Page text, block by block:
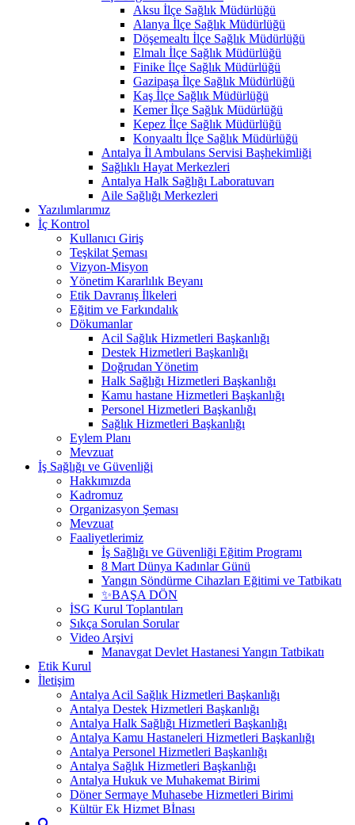
Aksu İlçe Sağlık Müdürlüğü
Alanya İlçe Sağlık Müdürlüğü
Döşemealtı İlçe Sağlık Müdürlüğü
Elmalı İlçe Sağlık Müdürlüğü
Finike İlçe Sağlık Müdürlüğü
Gazipaşa İlçe Sağlık Müdürlüğü
Kaş İlçe Sağlık Müdürlüğü
Kemer İlçe Sağlık Müdürlüğü
Kepez İlçe Sağlık Müdürlüğü
Konyaaltı İlçe Sağlık Müdürlüğü
Antalya İl Ambulans Servisi Başhekimliği
Sağlıklı Hayat Merkezleri
Antalya Halk Sağlığı Laboratuvarı
Aile Sağlığı Merkezleri
Yazılımlarımız
İç Kontrol
Kullanıcı Giriş
Teşkilat Şeması
Vizyon-Misyon
Yönetim Kararlılık Beyanı
Etik Davranış İlkeleri
Eğitim ve Farkındalık
Dökumanlar
Acil Sağlık Hizmetleri Başkanlığı
Destek Hizmetleri Başkanlığı
Doğrudan Yönetim
Halk Sağlığı Hizmetleri Başkanlığı
Kamu hastane Hizmetleri Başkanlığı
Personel Hizmetleri Başkanlığı
Sağlık Hizmetleri Başkanlığı
Eylem Planı
Mevzuat
İş Sağlığı ve Güvenliği
Hakkımızda
Kadromuz
Organizasyon Şeması
Mevzuat
Faaliyetlerimiz
İş Sağlığı ve Güvenliği Eğitim Programı
8 Mart Dünya Kadınlar Günü
Yangın Söndürme Cihazları Eğitimi ve Tatbikatı
✨BAŞA DÖN
İSG Kurul Toplantıları
Sıkça Sorulan Sorular
Video Arşivi
Manavgat Devlet Hastanesi Yangın Tatbikatı
Etik Kurul
İletişim
Antalya Acil Sağlık Hizmetleri Başkanlığı
Antalya Destek Hizmetleri Başkanlığı
Antalya Halk Sağlığı Hizmetleri Başkanlığı
Antalya Kamu Hastaneleri Hizmetleri Başkanlığı
Antalya Personel Hizmetleri Başkanlığı
Antalya Sağlık Hizmetleri Başkanlığı
Antalya Hukuk ve Muhakemat Birimi
Döner Sermaye Muhasebe Hizmetleri Birimi
Kültür Ek Hizmet Bİnası